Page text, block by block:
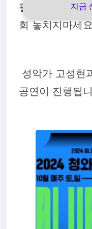
펼쳐집니다. 심
회 놓치지마세
성악가 고성현
공연이 진행됩
지금